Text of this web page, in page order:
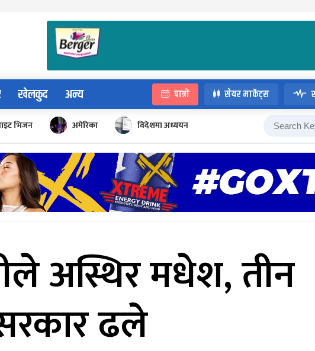
खेलकुद अन्य पात्रो सेयर मार्केट्स
भिजन अमेरिका विदेशमा अध्ययन
अस्थिर मधेश, तीन
ढले